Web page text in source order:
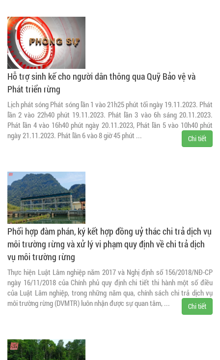
Hỗ trợ sinh kế cho người dân thông qua Quỹ Bảo vệ và
Phát triển rừng
Lịch phát sóng Phát sóng lần 1 vào 21h25 phút tối ngày 19.11.2023. Phát
lần 2 vào 22h40 phút 19.11.2023. Phát lần 3 vào 6h sáng 20.11.2023.
Phát lần 4 vào 16h40 phút ngày 20.11.2023, Phát lần 5 vào 10h40 phút
ngày 21.11.2023. Phát lần 6 vào 8 giờ 45 phút ...
Chi tiết
Phối hợp đàm phán, ký kết hợp đồng uỷ thác chi trả dịch vụ
môi trường rừng và xử lý vi phạm quy định về chi trả dịch
vụ môi trường rừng
Thực hiện Luật Lâm nghiệp năm 2017 và Nghị định số 156/2018/NĐ-CP
ngày 16/11/2018 của Chính phủ quy định chi tiết thi hành một số điều
của Luật Lâm nghiệp, trong những năm qua, chính sách chi trả dịch vụ
môi trường rừng (DVMTR) luôn nhận được sự quan tâm, ...
Chi tiết